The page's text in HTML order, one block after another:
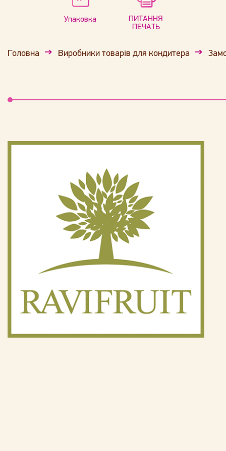
Упаковка
ПИТАННЯ
ПЕЧАТЬ
Головна Виробники товарів для кондитера